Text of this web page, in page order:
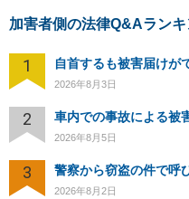
加害者側の法律Q&Aラン
1 自首するも被害届けが
2026年8月3日
2 車内での事故による被
2026年8月5日
3 警察から窃盗の件で呼
2026年8月2日